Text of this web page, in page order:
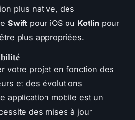
plus native, des
Swift pour iOS ou Kotlin pour
plus appropriées.
votre projet en fonction des
et des évolutions
application mobile est un
des mises à jour